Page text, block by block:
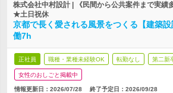
株式会社中村設計 | 《民間から公共案件まで実
★土日祝休
京都で長く愛される風景をつくる【建築
働7h
正社員 職種・業種未経験OK 転勤なし 第二新
女性のおしごと掲載中
情報更新日：2026/07/28 終了予定日： 2026/09/28